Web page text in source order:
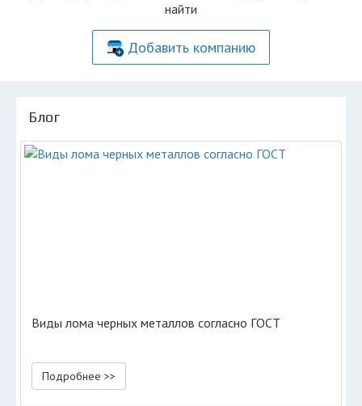
найти
Добавить компанию
Блог
Виды лома черных металлов согласно ГОСТ
Подробнее >>